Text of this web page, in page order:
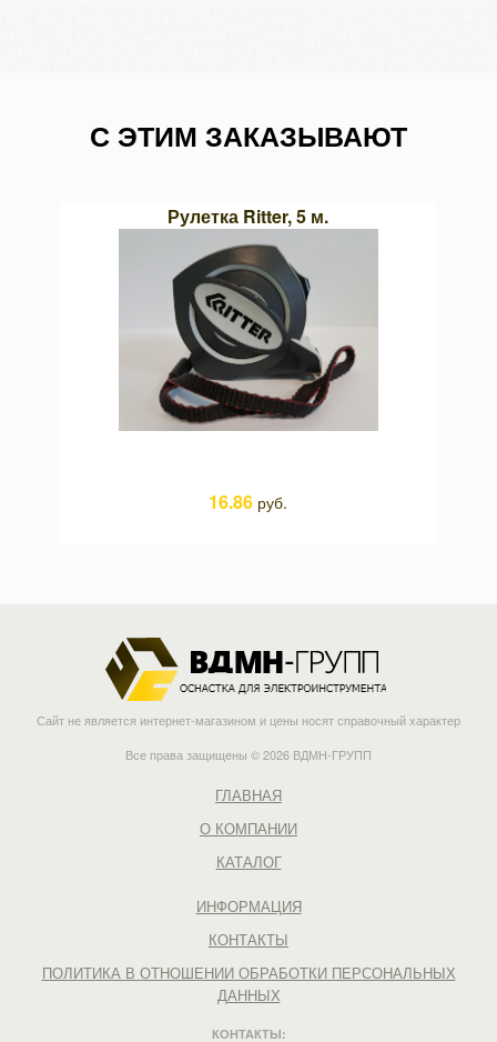
С ЭТИМ ЗАКАЗЫВАЮТ
Рулетка Ritter, 5 м.
16.86 руб.
Сайт не является интернет-магазином и цены носят справочный характер
Все права защищены © 2026 ВДМН-ГРУПП
ГЛАВНАЯ
О КОМПАНИИ
КАТАЛОГ
ИНФОРМАЦИЯ
КОНТАКТЫ
ПОЛИТИКА В ОТНОШЕНИИ ОБРАБОТКИ ПЕРСОНАЛЬНЫХ
ДАННЫХ
КОНТАКТЫ: